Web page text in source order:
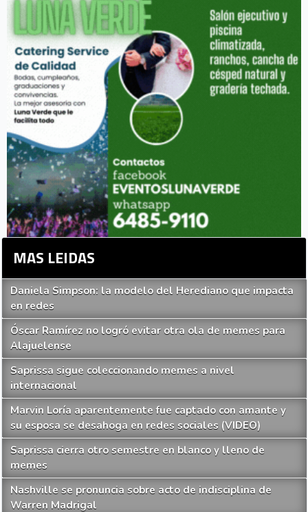
MAS LEIDAS
Daniela Simpson: la modelo del Herediano que impacta
en redes
Óscar Ramírez no logró evitar otra ola de memes para
Alajuelense
Saprissa sigue coleccionando memes a nivel
internacional
Marvin Loría aparentemente fue captado con amante y
su esposa se desahoga en redes sociales (VIDEO)
Saprissa cierra otro semestre en blanco y lleno de
memes
Nashville se pronuncia sobre acto de indisciplina de
Warren Madrigal